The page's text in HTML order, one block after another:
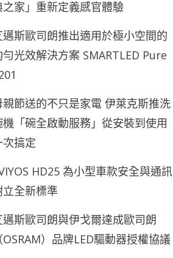
之家」重新定義感官體驗
邁斯歐司朗推出適用於極小空間的
勻光效解決方案 SMARTLED Pure
親節送的不只是家電 伊萊克斯推洗
機「碗全啟動服務」從安裝到使用
次搞定
HD25 為小型車款安全與通訊
立全新標準
邁斯歐司朗與伊戈爾達成歐司朗
（OSRAM）品牌LED驅動器授權協議